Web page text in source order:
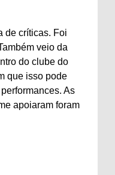
de críticas. Foi
veio da
do clube do
que isso pode
As
apoiaram foram